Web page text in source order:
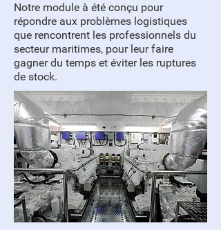
Notre module à été conçu pour
répondre aux problèmes logistiques
que rencontrent les professionnels du
secteur maritimes, pour leur faire
gagner du temps et éviter les ruptures
de stock.